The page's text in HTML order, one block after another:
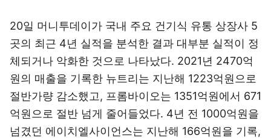
20일 머니투데이가 국내 주요 건기식 유통 상장사 5
곳의 최근 4년 실적을 분석한 결과 대부분 실적이 정
체되거나 악화한 것으로 나타났다. 2021년 2470억
원의 매출을 기록한 뉴트리는 지난해 1223억원으로
절반가량 감소했고, 프롬바이오는 1351억원에서 671
억원으로 절반 넘게 줄어들었다. 4년 전 1000억원을
넘겼던 에이치엘사이언스는 지난해 166억원을 기록,